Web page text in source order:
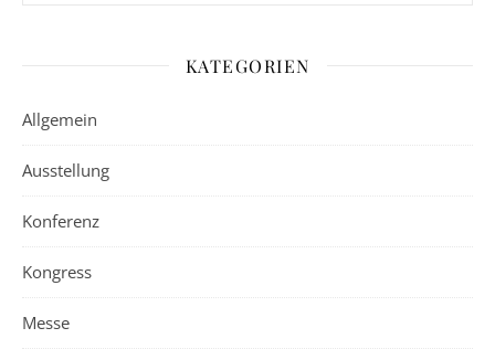
KATEGORIEN
Allgemein
Ausstellung
Konferenz
Kongress
Messe